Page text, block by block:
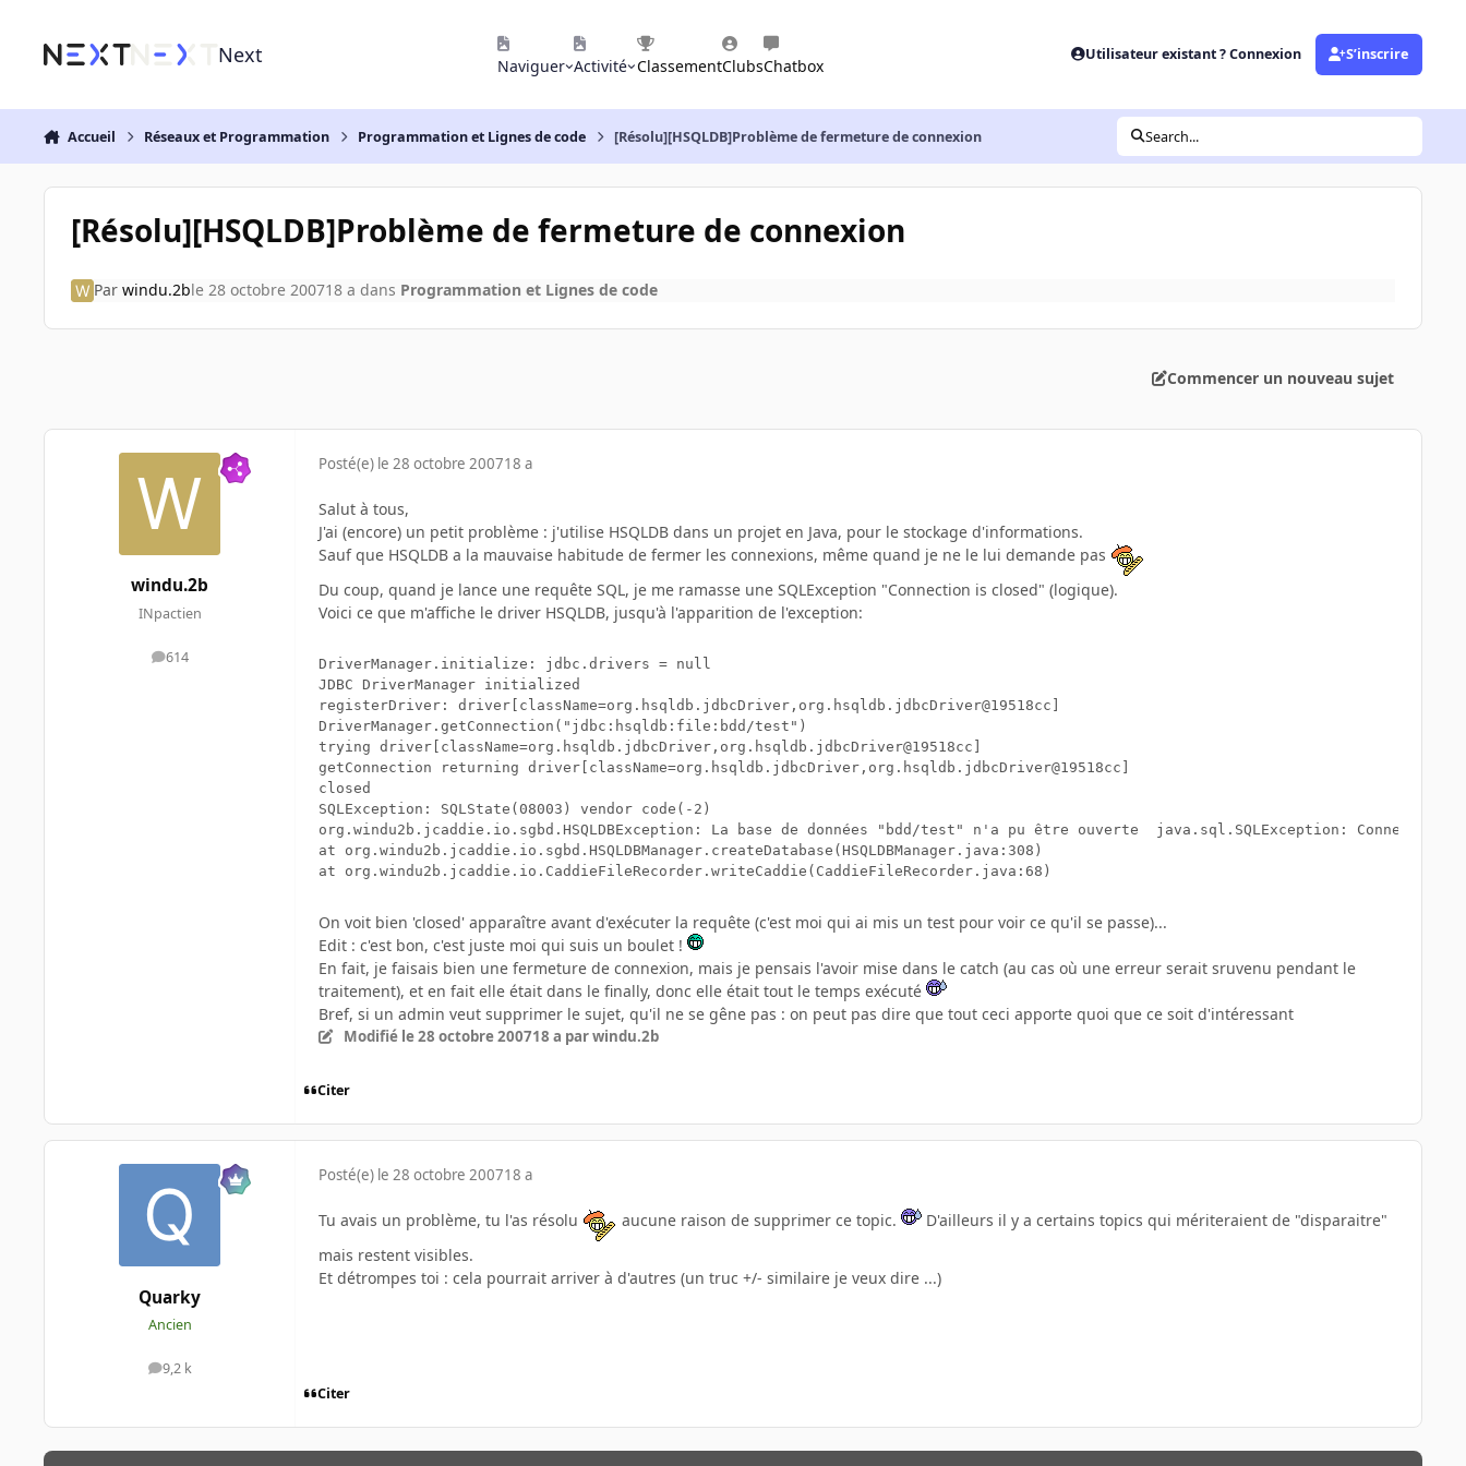
Next Naviguer Activité ClassementClubsChatbox
Utilisateur existant ? Connexion S’inscrire
Accueil Réseaux et Programmation Programmation et Lignes de code [Résolu][HSQLDB]Problème de fermeture de connexion Search...
[Résolu][HSQLDB]Problème de fermeture de connexion
Par windu.2ble 28 octobre 200718 a dans Programmation et Lignes de code
Commencer un nouveau sujet
windu.2b
INpactien
614
messages
Posté(e) le 28 octobre 200718 a
Salut à tous,
J'ai (encore) un petit problème : j'utilise HSQLDB dans un projet en Java, pour le stockage d'informations.
Sauf que HSQLDB a la mauvaise habitude de fermer les connexions, même quand je ne le lui demande pas
Du coup, quand je lance une requête SQL, je me ramasse une SQLException "Connection is closed" (logique).
Voici ce que m'affiche le driver HSQLDB, jusqu'à l'apparition de l'exception:
DriverManager.initialize: jdbc.drivers = null
JDBC DriverManager initialized
registerDriver: driver[className=org.hsqldb.jdbcDriver,org.hsqldb.jdbcDriver@19518cc]
DriverManager.getConnection("jdbc:hsqldb:file:bdd/test")
trying driver[className=org.hsqldb.jdbcDriver,org.hsqldb.jdbcDriver@19518cc]
getConnection returning driver[className=org.hsqldb.jdbcDriver,org.hsqldb.jdbcDriver@19518cc]
closed
SQLException: SQLState(08003) vendor code(-2)
org.windu2b.jcaddie.io.sgbd.HSQLDBException: La base de données "bdd/test" n'a pu être ouverte	java.sql.SQLException: Connection is closed
at org.windu2b.jcaddie.io.sgbd.HSQLDBManager.createDatabase(HSQLDBManager.java:308)
at org.windu2b.jcaddie.io.CaddieFileRecorder.writeCaddie(CaddieFileRecorder.java:68)
On voit bien 'closed' apparaître avant d'exécuter la requête (c'est moi qui ai mis un test pour voir ce qu'il se passe)...
Edit : c'est bon, c'est juste moi qui suis un boulet !
En fait, je faisais bien une fermeture de connexion, mais je pensais l'avoir mise dans le catch (au cas où une erreur serait sruvenu pendant le
traitement), et en fait elle était dans le finally, donc elle était tout le temps exécuté
Bref, si un admin veut supprimer le sujet, qu'il ne se gêne pas : on peut pas dire que tout ceci apporte quoi que ce soit d'intéressant
Modifié le 28 octobre 200718 a par windu.2b
Citer
Quarky
Ancien
9,2 k
messages
Posté(e) le 28 octobre 200718 a
Tu avais un problème, tu l'as résolu aucune raison de supprimer ce topic.
D'ailleurs il y a certains topics qui mériteraient de "disparaitre"
mais restent visibles.
Et détrompes toi : cela pourrait arriver à d'autres (un truc +/- similaire je veux dire ...)
Citer